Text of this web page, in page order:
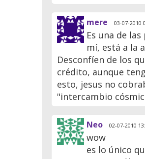
mere 03-07-2010
Es una de
mí, está a la
Desconfíen de los
crédito, aunque
esto, jesus no
"intercambio
Neo 02-07-2010
wow
es lo único